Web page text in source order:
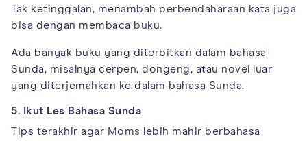
Tak ketinggalan, menambah perbendaharaan kata juga
bisa dengan membaca buku.
Ada banyak buku yang diterbitkan dalam bahasa
Sunda, misalnya cerpen, dongeng, atau novel luar
yang diterjemahkan ke dalam bahasa Sunda.
5. Ikut Les Bahasa Sunda
Tips terakhir agar Moms lebih mahir berbahasa